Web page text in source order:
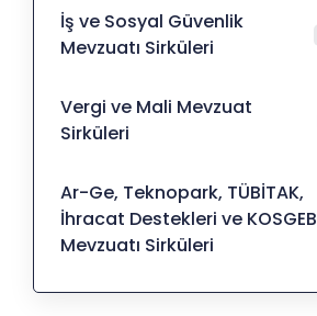
İş ve Sosyal Güvenlik
Mevzuatı Sirküleri
Vergi ve Mali Mevzuat
Sirküleri
Ar-Ge, Teknopark, TÜBİTAK,
İhracat Destekleri ve KOSGEB
Mevzuatı Sirküleri